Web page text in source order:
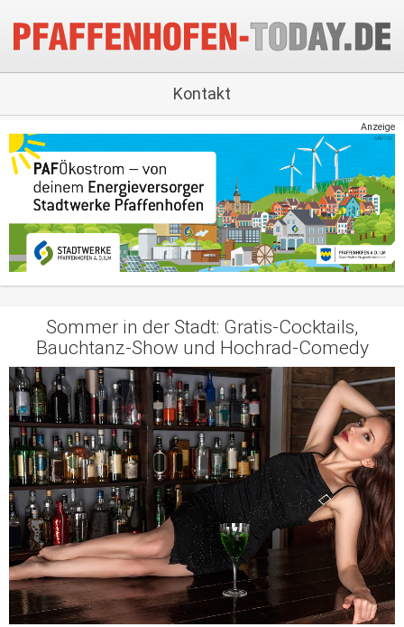
Kontakt
Anzeige
Sommer in der Stadt: Gratis-Cocktails,
Bauchtanz-Show und Hochrad-Comedy